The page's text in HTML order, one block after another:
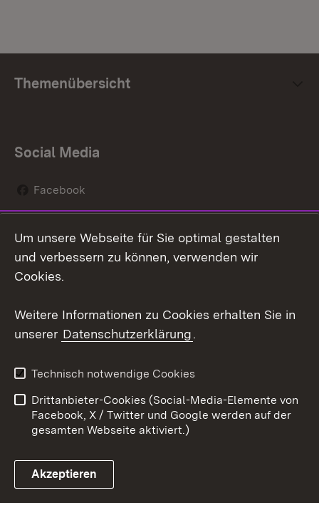
Themenübersicht
Social Media
Facebook
Social Wall
Youtube
Link zum Landesportal
Kontakt
Datenschutz
Barrierefreiheit
Impressum Cookies
Um unsere Webseite für Sie optimal gestalten
und verbessern zu können, verwenden wir
Cookies.
Weitere Informationen zu Cookies erhalten Sie in
unserer Datenschutzerklärung.
Technisch notwendige Cookies
Drittanbieter-Cookies (Social-Media-Elemente von
Facebook, X / Twitter und Google werden auf der
gesamten Webseite aktiviert.)
Akzeptieren